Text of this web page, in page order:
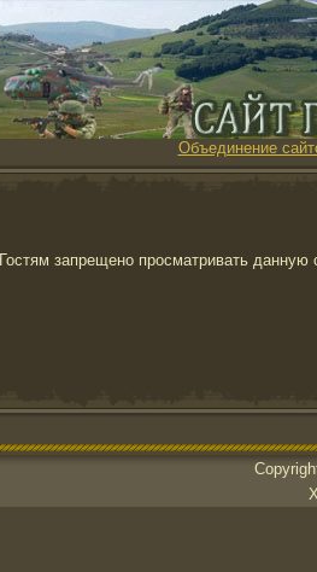
Объединение
Гостям запрещено просматривать данную